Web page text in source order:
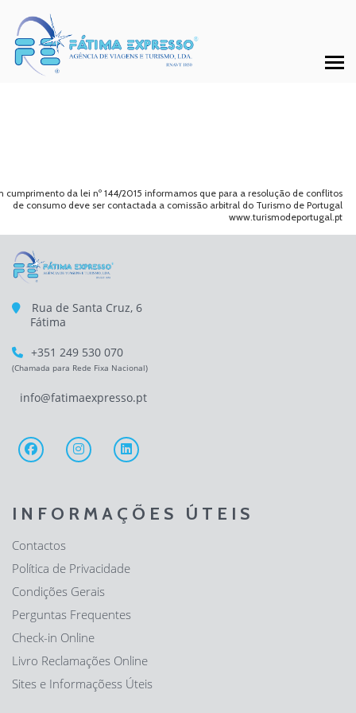
cumprimento da lei nº 144/2015 informamos que para a resolução de conflitos
de consumo deve ser contactada a comissão arbitral do Turismo de Portugal
www.turismodeportugal.pt
Rua de Santa Cruz, 6
Fátima
+351 249 530 070
(Chamada para Rede Fixa Nacional)
info@fatimaexpresso.pt
INFORMAÇÕES ÚTEIS
Contactos
Política de Privacidade
Condições Gerais
Perguntas Frequentes
Check-in Online
Livro Reclamações Online
Sites e Informaçõess Úteis